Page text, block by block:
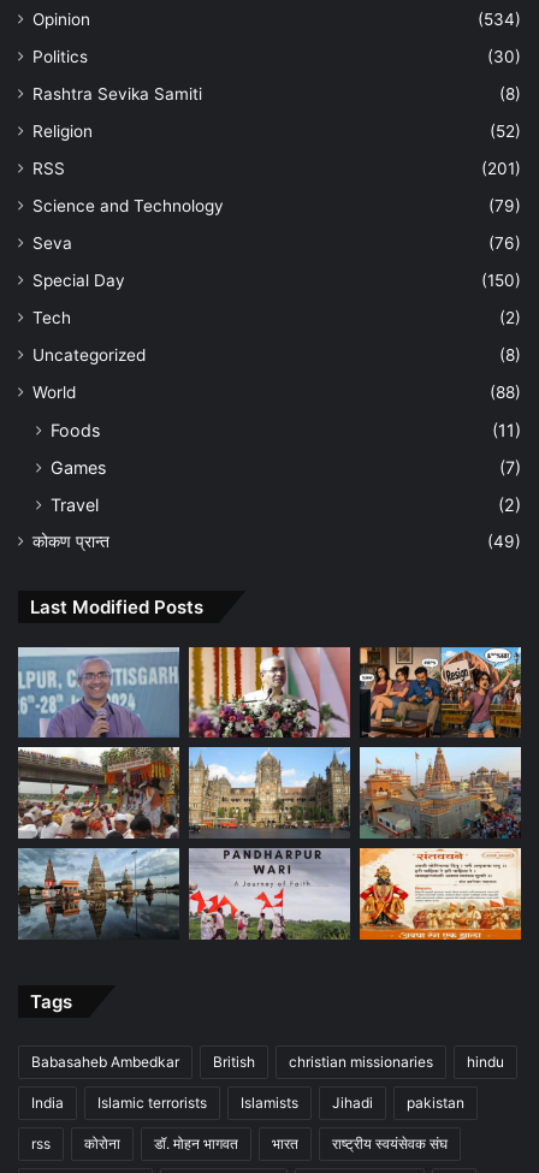
Opinion
(534)
Politics
(30)
Rashtra Sevika Samiti
(8)
Religion
(52)
RSS
(201)
Science and Technology
(79)
Seva
(76)
Special Day
(150)
Tech
(2)
Uncategorized
(8)
World
(88)
Foods
(11)
Games
(7)
Travel
(2)
कोकण प्रान्त (49)
Last Modified Posts
Tags
Babasaheb Ambedkar British christian missionaries hindu
India Islamic terrorists Islamists Jihadi pakistan
rss कोरोना डॉ. मोहन भागवत भारत राष्ट्रीय स्वयंसेवक संघ